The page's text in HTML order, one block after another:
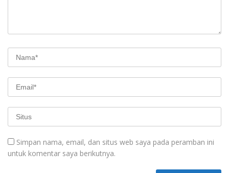
Simpan nama, email, dan situs web saya pada peramban ini
untuk komentar saya berikutnya.